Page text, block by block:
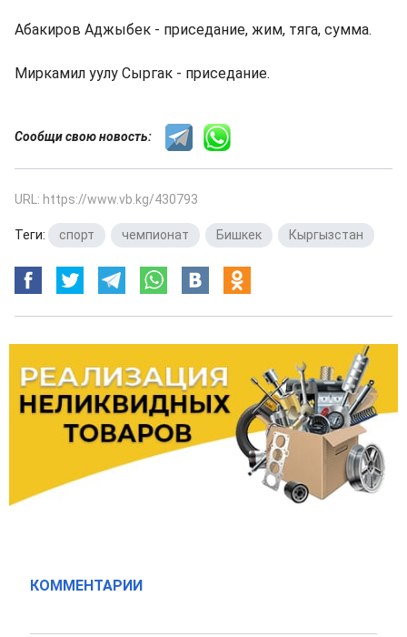
Абакиров Аджыбек - приседание, жим, тяга, сумма.
Миркамил уулу Сыргак - приседание.
Сообщи свою новость:
URL: https://www.vb.kg/430793
Теги: спорт чемпионат Бишкек Кыргызстан
КОММЕНТАРИИ